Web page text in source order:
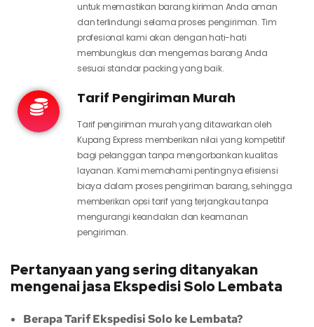
untuk memastikan barang kiriman Anda aman
dan terlindungi selama proses pengiriman. Tim
profesional kami akan dengan hati-hati
membungkus dan mengemas barang Anda
sesuai standar packing yang baik.
Tarif Pengiriman Murah
Tarif pengiriman murah yang ditawarkan oleh
Kupang Express memberikan nilai yang kompetitif
bagi pelanggan tanpa mengorbankan kualitas
layanan. Kami memahami pentingnya efisiensi
biaya dalam proses pengiriman barang, sehingga
memberikan opsi tarif yang terjangkau tanpa
mengurangi keandalan dan keamanan
pengiriman.
Pertanyaan yang sering ditanyakan
mengenai jasa Ekspedisi Solo Lembata
Berapa Tarif Ekspedisi Solo ke Lembata?